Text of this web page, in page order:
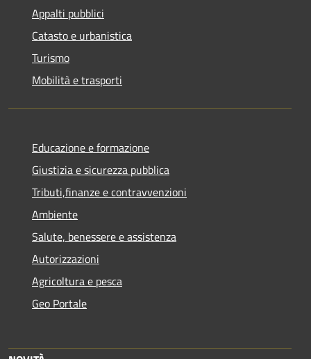
Appalti pubblici
Catasto e urbanistica
Turismo
Mobilità e trasporti
Educazione e formazione
Giustizia e sicurezza pubblica
Tributi,finanze e contravvenzioni
Ambiente
Salute, benessere e assistenza
Autorizzazioni
Agricoltura e pesca
Geo Portale